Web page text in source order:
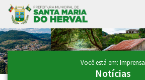
Ir para conteúdo principal
Conteúdo Principal
Você está em: Imprensa
Notícias